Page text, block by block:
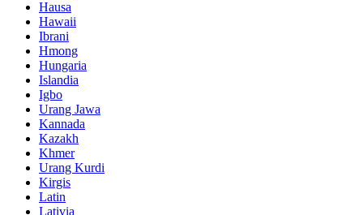
Hausa
Hawaii
Ibrani
Hmong
Hungaria
Islandia
Igbo
Urang Jawa
Kannada
Kazakh
Khmer
Urang Kurdi
Kirgis
Latin
Lativia